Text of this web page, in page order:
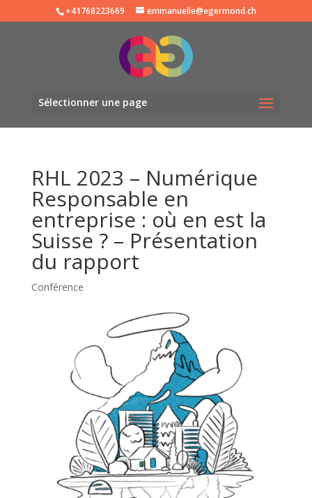
+41768223669 emmanuelle@egermond.ch
Sélectionner une page
RHL 2023 – Numérique
Responsable en
entreprise : où en est la
Suisse ? – Présentation
du rapport
Conférence